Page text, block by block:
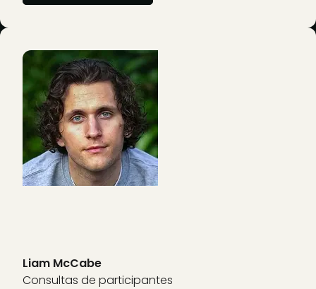
Liam McCabe
Consultas de participantes